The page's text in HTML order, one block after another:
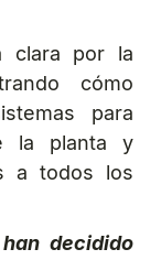
clara por la
cómo
para
la planta y
a todos los
decidido